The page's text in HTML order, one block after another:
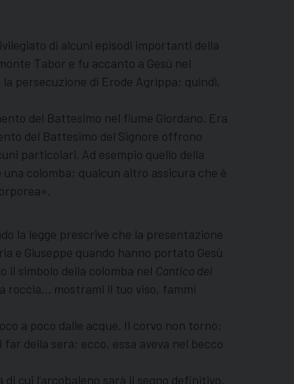
di alcuni episodi importanti della
Tabor e fu accanto a Gesù nel
persecuzione di Erode Agrippa; quindi,
del Battesimo nel fiume Giordano. Era
del Battesimo del Signore offrono
particolari. Ad esempio quello della
colomba; qualcun altro assicura che è
la legge prescrive che la presentazione
e Giuseppe quando hanno portato Gesù
il simbolo della colomba nel Cantico dei
roccia… mostrami il tuo viso, fammi
a poco dalle acque. Il corvo non tornò;
della sera; ecco, essa aveva nel becco
cui l’arcobaleno sarà il segno definitivo.